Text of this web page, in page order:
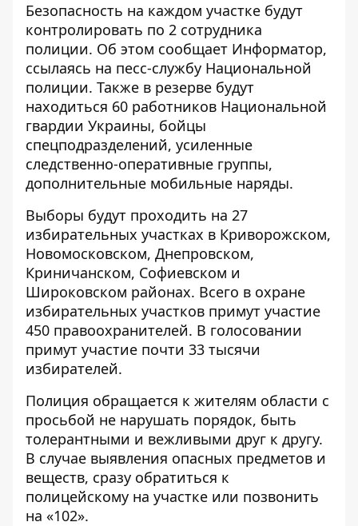
Безопасность на каждом участке будут
контролировать по 2 сотрудника
полиции. Об этом сообщает Информатор,
ссылаясь на песс-службу Национальной
полиции. Также в резерве будут
находиться 60 работников Национальной
гвардии Украины, бойцы
спецподразделений, усиленные
следственно-оперативные группы,
дополнительные мобильные наряды.
Выборы будут проходить на 27
избирательных участках в Криворожском,
Новомосковском, Днепровском,
Криничанском, Софиевском и
Широковском районах. Всего в охране
избирательных участков примут участие
450 правоохранителей. В голосовании
примут участие почти 33 тысячи
избирателей.
Полиция обращается к жителям области с
просьбой не нарушать порядок, быть
толерантными и вежливыми друг к другу.
В случае выявления опасных предметов и
веществ, сразу обратиться к
полицейскому на участке или позвонить
на «102».